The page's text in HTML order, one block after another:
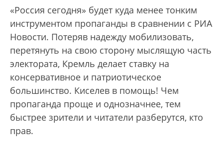
«Россия сегодня» будет куда менее тонким
инструментом пропаганды в сравнении с РИА
Новости. Потеряв надежду мобилизовать,
перетянуть на свою сторону мыслящую часть
электората, Кремль делает ставку на
консервативное и патриотическое
большинство. Киселев в помощь! Чем
пропаганда проще и однозначнее, тем
быстрее зрители и читатели разберутся, кто
прав.